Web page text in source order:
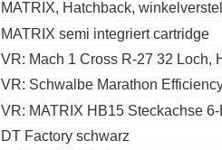
MATRIX, Hatchback,
MATRIX semi integriert cartridge
VR: Mach 1 Cross R-27 32 Loch,
VR: Schwalbe Marathon
VR: MATRIX HB15 Steckachse
DT Factory schwarz